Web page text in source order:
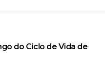
do Ciclo de Vida de